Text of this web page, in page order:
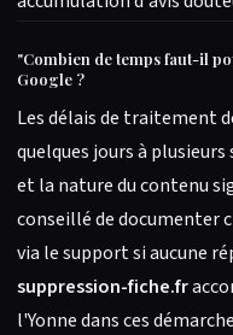
"Combien de temps faut-il
Google ?
Les délais de traitement
quelques jours à
et la nature du contenu
conseillé de documenter
via le support si aucune
suppression-fiche.fr
l'Yonne dans ces